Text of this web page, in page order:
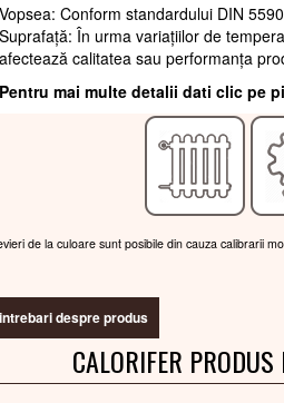
Vopsea: Conform standardului DIN
Suprafaţă: În urma variațiilor de
afectează calitatea sau performanța
Pentru mai multe detalii dati clic pe
de la culoare sunt posibile din cauza calibrarii
intrebari despre produs
CALORIFER